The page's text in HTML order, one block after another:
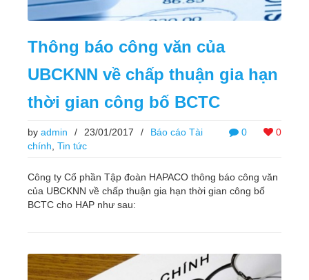
Thông báo công văn của
UBCKNN về chấp thuận gia hạn
thời gian công bố BCTC
0 0
by admin / 23/01/2017 /
Báo cáo Tài
chính Tin tức
Công ty Cổ phần Tập đoàn HAPACO thông báo công văn
của UBCKNN về chấp thuận gia hạn thời gian công bố
BCTC cho HAP như sau: